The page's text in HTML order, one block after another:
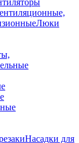
Люки
Насадки для